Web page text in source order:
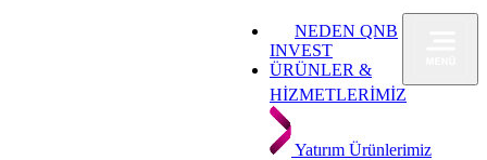
NEDEN QNB
INVEST
ÜRÜNLER &
HİZMETLERİMİZ
Yatırım Ürünlerimiz